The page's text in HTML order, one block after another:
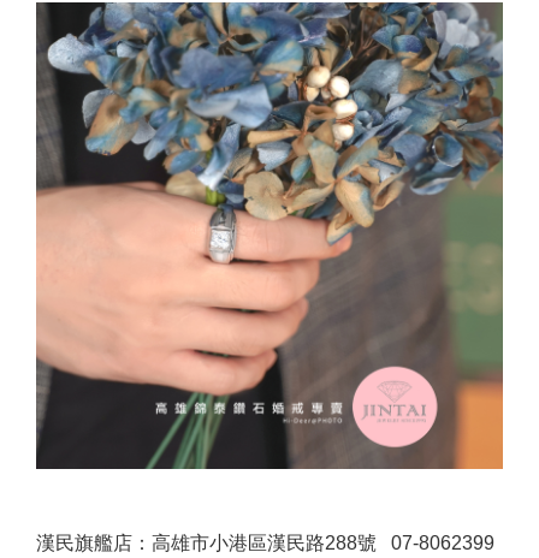
漢民旗艦店：高雄市小港區漢民路288號 07-8062399